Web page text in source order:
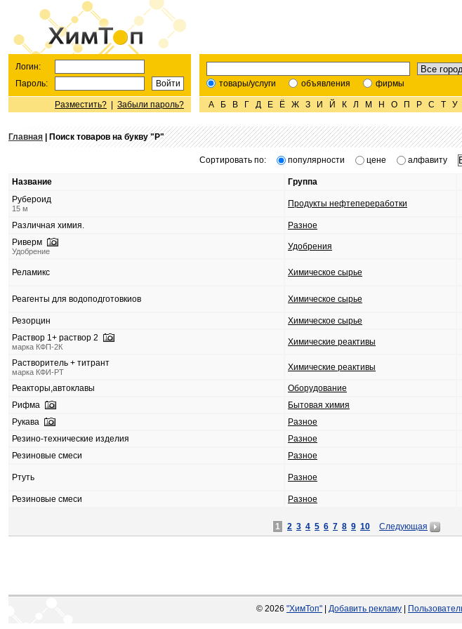
Логин:
Пароль:
Разместить? Забыли пароль?
товары/услуги объявления фирмы
А Б В Г Д Е Ё Ж З И Й К Л М Н О П Р С Т У
Главная | Поиск товаров на букву "Р"
Сортировать по: популярности цене алфавиту
Название Группа
Рубероид
15 м Продукты нефтепереработки
Различная химия.
Разное
Риверм
Удобрение Удобрения
Реламикс Химическое сырье
Реагенты для водоподготовкиов Химическое сырье
Резорцин
Химическое сырье
Раствор 1+ раствор 2
марка КФП-2К Химические реактивы
Растворитель + титрант
марка КФИ-РТ Химические реактивы
Реакторы,автоклавы Оборудование
Рифма
Бытовая химия
Рукава
Разное
Резино-технические изделия
Разное
Резиновые смеси
Разное
Ртуть Разное
Резиновые смеси
Разное
1 2 3 4 5 6 7 8 9 10 Следующая
© 2026 "ХимТоп" Добавить рекламу